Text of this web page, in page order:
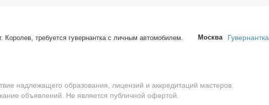
Ко­ролев, тре­бу­ет­ся гу­вер­нант­ка с лич­ным ав­то­мо­би­лем.
Москва Гувернантка
надлежащего образования, лицензий и аккредитаций мастеров.
объявлений. Не является публичной офертой.